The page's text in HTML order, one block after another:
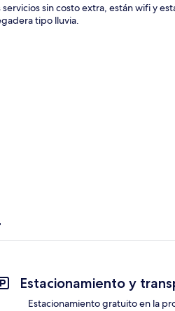
sin costo extra, están wifi y
tipo lluvia.
Estacionamiento y
Estacionamiento gratuito en la